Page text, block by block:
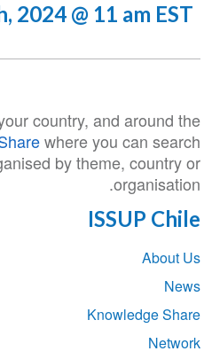
2024 @ 11 am
your country, and
Sharewhere you can
organised by theme,
ISSUP
Knowledge